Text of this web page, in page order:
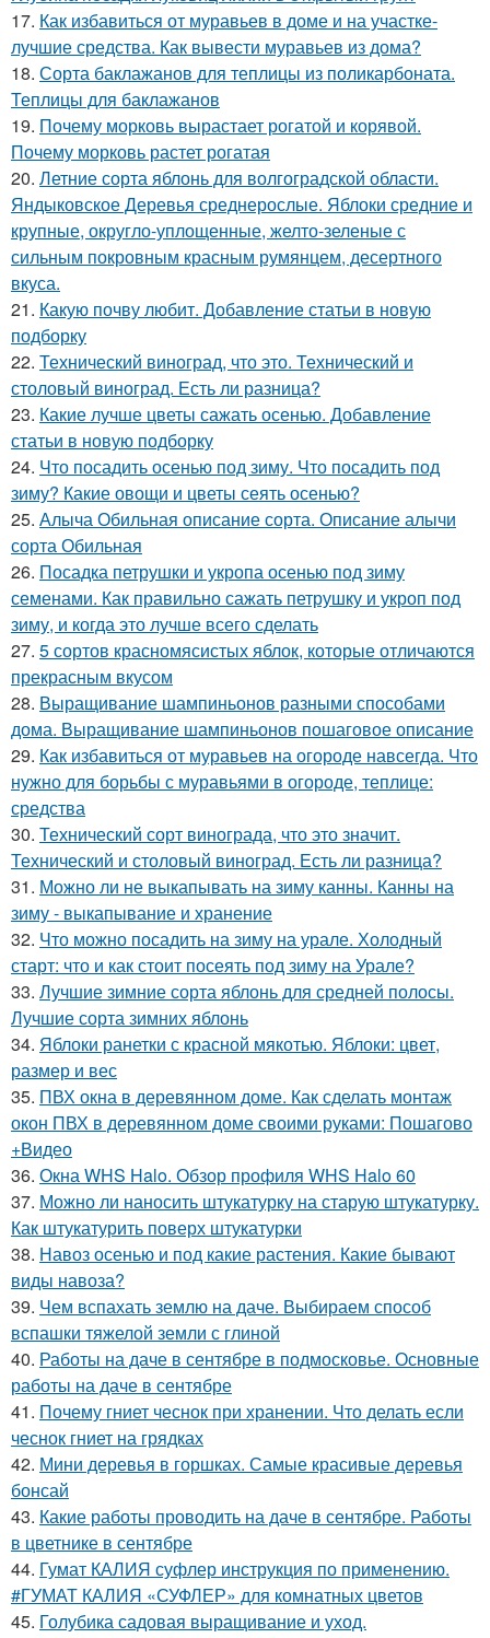
17. Как избавиться от муравьев в доме и на участке-
лучшие средства. Как вывести муравьев из дома?
18. Сорта баклажанов для теплицы из поликарбоната.
Теплицы для баклажанов
19. Почему морковь вырастает рогатой и корявой.
Почему морковь растет рогатая
20. Летние сорта яблонь для волгоградской области.
Яндыковское Деревья среднерослые. Яблоки средние и
крупные, округло-уплощенные, желто-зеленые с
сильным покровным красным румянцем, десертного
вкуса.
21. Какую почву любит. Добавление статьи в новую
подборку
22. Технический виноград, что это. Технический и
столовый виноград. Есть ли разница?
23. Какие лучше цветы сажать осенью. Добавление
статьи в новую подборку
24. Что посадить осенью под зиму. Что посадить под
зиму? Какие овощи и цветы сеять осенью?
25. Алыча Обильная описание сорта. Описание алычи
сорта Обильная
26. Посадка петрушки и укропа осенью под зиму
семенами. Как правильно сажать петрушку и укроп под
зиму, и когда это лучше всего сделать
27. 5 сортов красномясистых яблок, которые отличаются
прекрасным вкусом
28. Выращивание шампиньонов разными способами
дома. Выращивание шампиньонов пошаговое описание
29. Как избавиться от муравьев на огороде навсегда. Что
нужно для борьбы с муравьями в огороде, теплице:
средства
30. Технический сорт винограда, что это значит.
Технический и столовый виноград. Есть ли разница?
31. Можно ли не выкапывать на зиму канны. Канны на
зиму - выкапывание и хранение
32. Что можно посадить на зиму на урале. Холодный
старт: что и как стоит посеять под зиму на Урале?
33. Лучшие зимние сорта яблонь для средней полосы.
Лучшие сорта зимних яблонь
34. Яблоки ранетки с красной мякотью. Яблоки: цвет,
размер и вес
35. ПВХ окна в деревянном доме. Как сделать монтаж
окон ПВХ в деревянном доме своими руками: Пошагово
+Видео
36. Окна WHS Halo. Обзор профиля WHS Halo 60
37. Можно ли наносить штукатурку на старую штукатурку.
Как штукатурить поверх штукатурки
38. Навоз осенью и под какие растения. Какие бывают
виды навоза?
39. Чем вспахать землю на даче. Выбираем способ
вспашки тяжелой земли с глиной
40. Работы на даче в сентябре в подмосковье. Основные
работы на даче в сентябре
41. Почему гниет чеснок при хранении. Что делать если
чеснок гниет на грядках
42. Мини деревья в горшках. Самые красивые деревья
бонсай
43. Какие работы проводить на даче в сентябре. Работы
в цветнике в сентябре
44. Гумат КАЛИЯ суфлер инструкция по применению.
#ГУМАТ КАЛИЯ «СУФЛЕР» для комнатных цветов
45. Голубика садовая выращивание и уход.